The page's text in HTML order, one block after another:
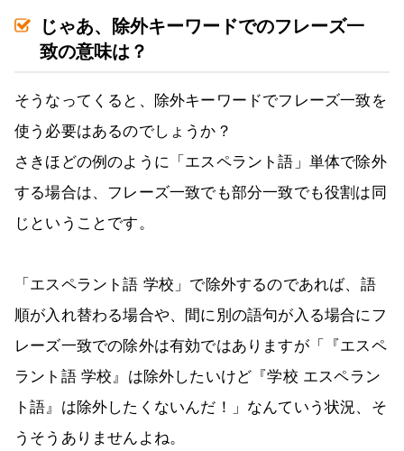
じゃあ、除外キーワードでのフレーズ一
致の意味は？
そうなってくると、除外キーワードでフレーズ一致を
使う必要はあるのでしょうか？
さきほどの例のように「エスペラント語」単体で除外
する場合は、フレーズ一致でも部分一致でも役割は同
じということです。
「エスペラント語 学校」で除外するのであれば、語
順が入れ替わる場合や、間に別の語句が入る場合にフ
レーズ一致での除外は有効ではありますが「『エスペ
ラント語 学校』は除外したいけど『学校 エスペラン
ト語』は除外したくないんだ！」なんていう状況、そ
うそうありませんよね。